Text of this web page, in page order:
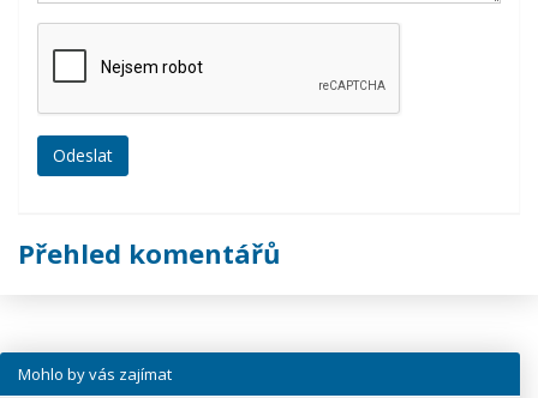
Přehled komentářů
Mohlo by vás zajímat